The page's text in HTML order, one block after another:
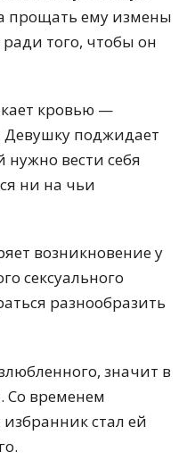
прощать ему измены
того, чтобы он
кровью —
поджидает
нужно вести себя
ни на чьи
возникновение у
сексуального
разнообразить
значит в
Со временем
стал ей